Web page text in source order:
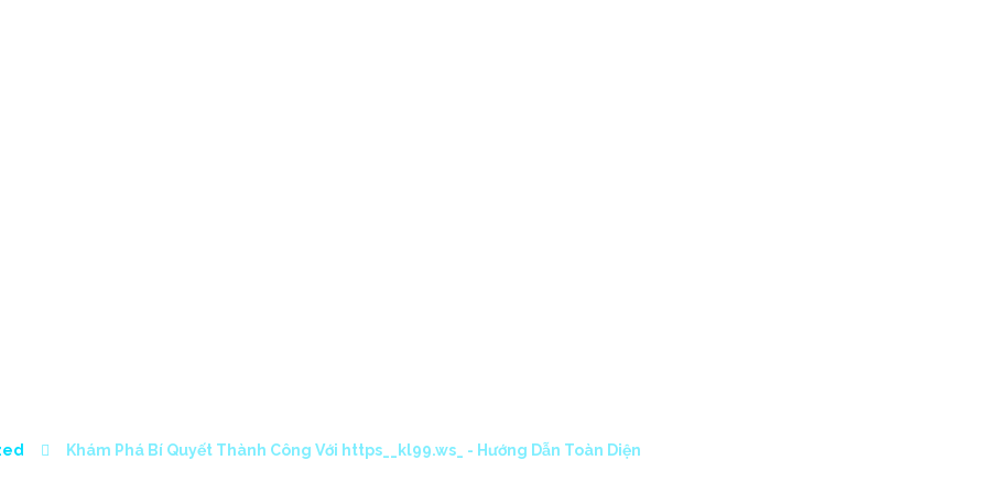
Khám Phá Bí Quyết Thành Công Với https__kl99.ws_ - Hướng Dẫn Toàn Diện